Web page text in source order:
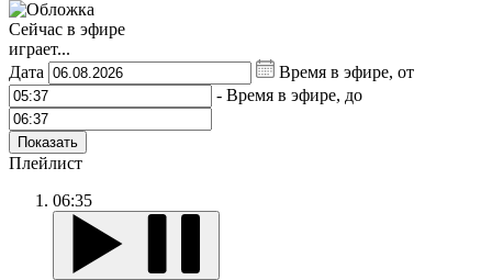
Сейчас в эфире
играет...
Дата
Время в эфире, от
- Время в эфире, до
Показать
Плейлист
06:35